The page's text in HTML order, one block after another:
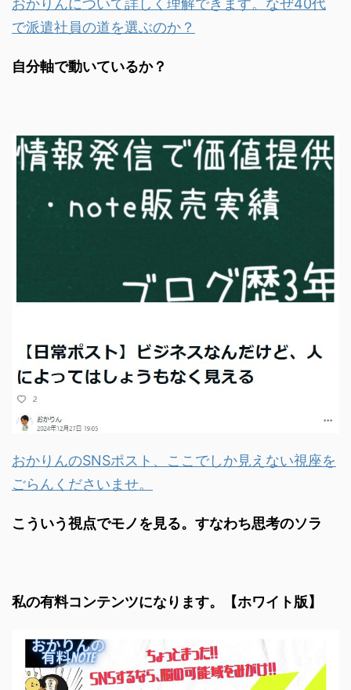
おかりんについて詳しく理解できます。なぜ40代
で派遣社員の道を選ぶのか？
自分軸で動いているか？
おかりんのSNSポスト、ここでしか見えない視座を
ごらんくださいませ。
こういう視点でモノを見る。すなわち思考のソラ
私の有料コンテンツになります。【ホワイト版】